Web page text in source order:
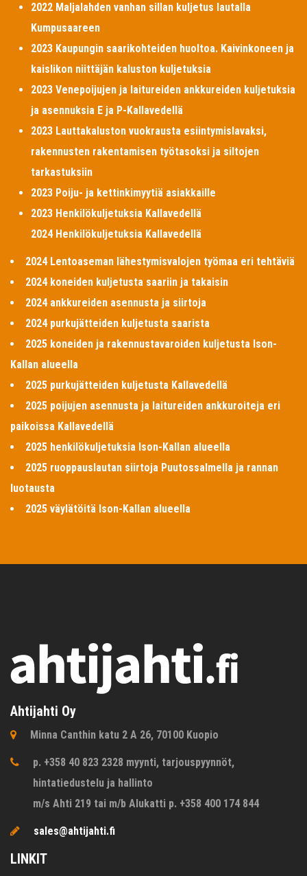
2022 Maljalahden vanhan sillan kuljetus lautalla
Kumpusaareen
2023 Kaupungin saarikohteiden huoltoa. Kaivinkoneen ja
kaislikon niittäjän kaluston kuljetuksia
2023 Venepoijujen ja laitureiden ankkureiden kuljetuksia
ja asennuksia E ja P-Kallavedellä
2023 Lauttakaluston vuokrausta esiintymislavaksi,
rakennusten rakentamisen työtasoksi ja siltojen
tarkastuksiin
2023 Poiju- ja kettinkimyytiä asiakkaille
2023 Henkilökuljetuksia Kallavedellä
2024 Henkilökuljetuksia Kallavedellä
2024 Lentoaseman lähestymisvalojen työmaa eri tehtäviä
2024 koneiden kuljetusta saariin ja takaisin
2024 ankkureiden asennusta ja siirtoja
2024 purkujätteiden kuljetusta saarista
2025 koneiden ja rakennustavaroiden kuljetusta Ison-
Kallan alueella
2025 purkujätteiden kuljetusta Kallavedellä
2025 poijujen asennusta ja laitureiden ankkuroiteja eri
paikoissa Kallavedellä
2025 henkilökuljetuksia Ison-Kallan alueella
2025 ruoppauslautan siirtoja Puutossalmella ja rannan
luotausta
2025 väylätöitä Ison-Kallan alueella
Ahtijahti Oy
Minna Canthin katu 2 A 26, 70100 Kuopio
p. +358 40 823 2328 myynti, tarjouspyynnöt,
hintatiedustelu ja hallinto
m/s Ahti 219 tai m/b Alukatti p. +358 400 174 844
sales@ahtijahti.fi
LINKIT